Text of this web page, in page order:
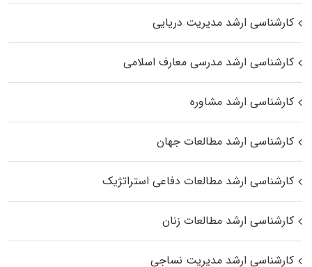
کارشناسی ارشد مدیریت دریایی
کارشناسی ارشد مدرسی معارف اسلامی
کارشناسی ارشد مشاوره
کارشناسی ارشد مطالعات جهان
کارشناسی ارشد مطالعات دفاعی استراتژیک
کارشناسی ارشد مطالعات زنان
کارشناسی ارشد مدیریت نساجی